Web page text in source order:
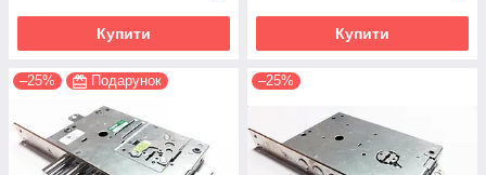
Купити Купити
–25% Подарунок –25%